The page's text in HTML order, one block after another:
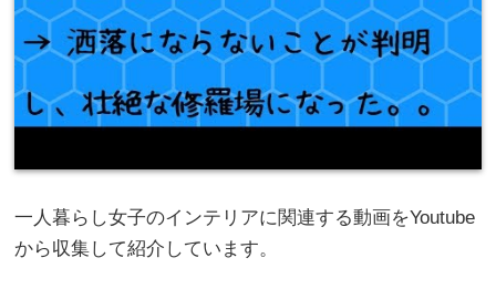
一人暮らし女子のインテリアに関連する動画をYoutube
から収集して紹介しています。